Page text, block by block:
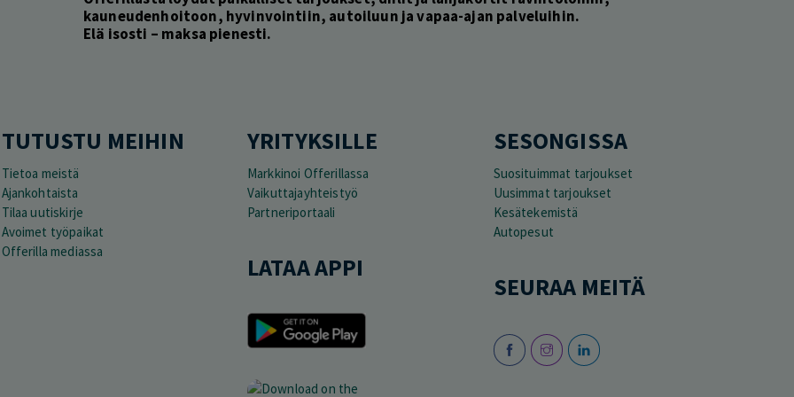
kauneudenhoitoon, hyvinvointiin, autoiluun ja vapaa-ajan palveluihin.
Elä isosti – maksa pienesti.
TUTUSTU MEIHIN
Tietoa meistä
Ajankohtaista
Tilaa uutiskirje
Avoimet työpaikat
Offerilla mediassa
YRITYKSILLE
Markkinoi Offerillassa
Vaikuttajayhteistyö
Partneriportaali
LATAA APPI
SESONGISSA
Suosituimmat tarjoukset
Uusimmat tarjoukset
Kesätekemistä
Autopesut
SEURAA MEITÄ